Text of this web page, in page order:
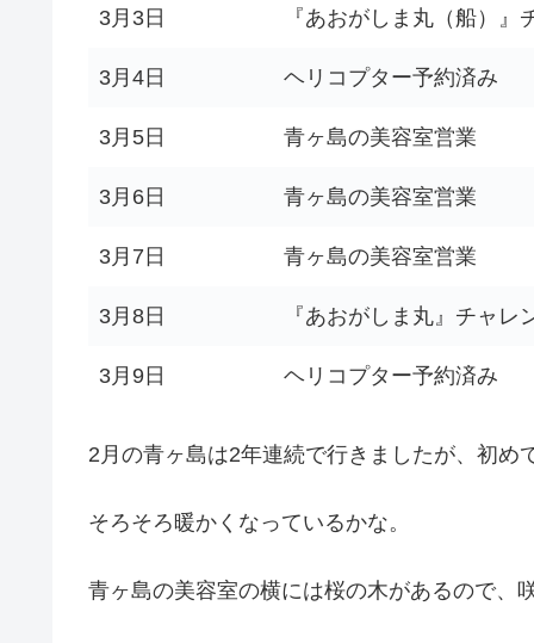
3月3日 『あおがしま丸（船）』
3月4日 ヘリコプター予約済み
3月5日 青ヶ島の美容室営業
3月6日 青ヶ島の美容室営業
3月7日 青ヶ島の美容室営業
3月8日 『あおがしま丸』チャレ
3月9日 ヘリコプター予約済み
2月の青ヶ島は2年連続で行きましたが、初め
そろそろ暖かくなっているかな。
青ヶ島の美容室の横には桜の木があるので、